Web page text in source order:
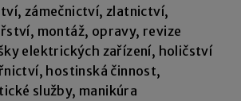
zámečnictví, zlatnictví,
montáž, opravy, revize
elektrických zařízení, holičství
hostinská činnost,
služby, manikúra